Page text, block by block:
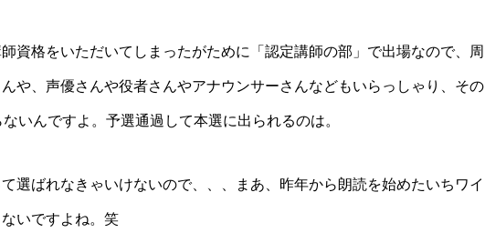
資格をいただいてしまったがために「認定講師の部」で出場なので、周
や、声優さんや役者さんやアナウンサーさんなどもいらっしゃり、その
いんですよ。予選通過して本選に出られるのは。
選ばれなきゃいけないので、、、まあ、昨年から朗読を始めたいちワイ
いですよね。笑